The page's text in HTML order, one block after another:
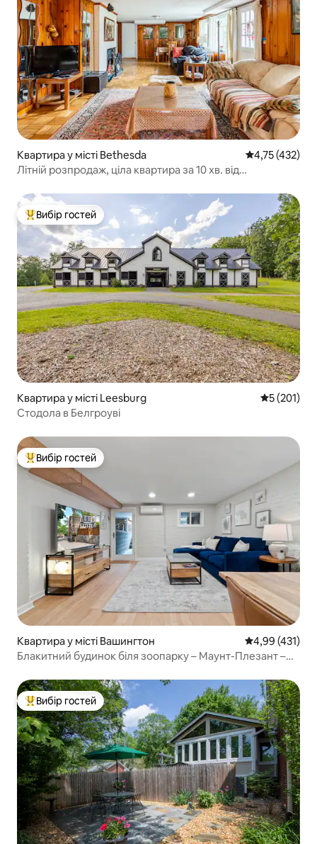
Квартира у місті Bethesda Середня
4,75 (432)
Літній розпродаж, ціла квартира за 10 хв. від
Топ вибір гостей
Вибір гостей
Квартира у місті Leesburg Середня
5 (201)
Стодола в Белгроуві
Топ вибір гостей
Вибір гостей
Квартира у місті Вашингтон Середня
4,99 (431)
Блакитний будинок біля зоопарку – Маунт-Плезант –
Топ вибір гостей
Вибір гостей